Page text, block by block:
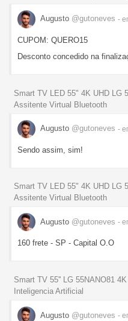
Augusto @gutoneves -
CUPOM: QUERO15
Desconto concedido na
Smart TV LED 55" 4K UHD LG
Assitente Virtual Bluetooth
Augusto @gutoneves -
Sendo assim, sim!
Smart TV LED 55" 4K UHD LG
Assitente Virtual Bluetooth
Augusto @gutoneves -
160 frete - SP - Capital O.O
Smart TV 55'' LG 55NANO81
Inteligencia Artificial
Augusto @gutoneves -